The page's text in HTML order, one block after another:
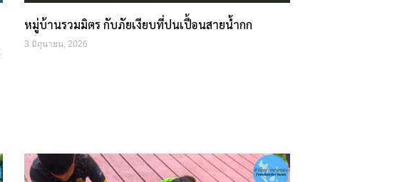
หมู่บ้านรวมมิตร กับภัยเงียบที่ปนเปื้อนสายน้ำกก
3 มิถุนายน, 2026